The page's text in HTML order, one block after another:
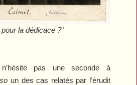
la dédicace ?"
pas une seconde à
un des cas relatés par l’érudit